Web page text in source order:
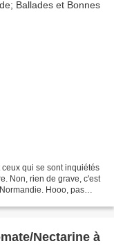
qui se sont inquiétés
Non, rien de grave, c'est
Hooo, pas
Nectarine à